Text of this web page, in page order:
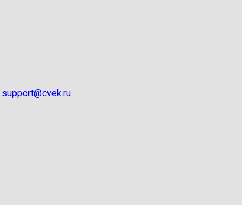
support@cvek.ru